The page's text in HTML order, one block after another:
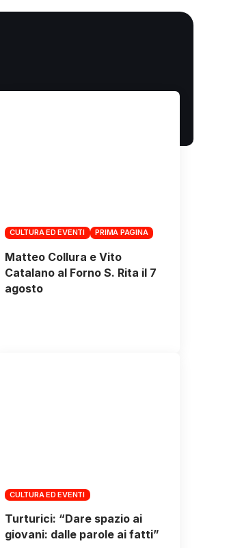
CULTURA ED EVENTI PRIMA PAGINA
Matteo Collura e Vito
Catalano al Forno S. Rita il 7
agosto
CULTURA ED EVENTI
Turturici: “Dare spazio ai
giovani: dalle parole ai fatti”